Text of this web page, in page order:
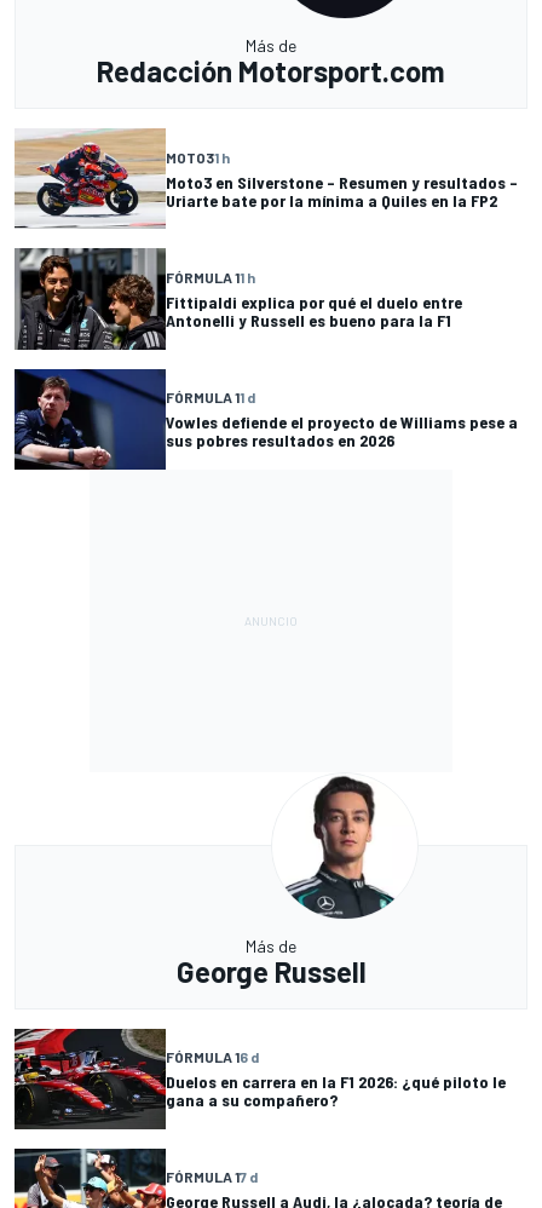
Más de
Redacción Motorsport.com
MOTO31 h
Moto3 en Silverstone – Resumen y resultados –
Uriarte bate por la mínima a Quiles en la FP2
FÓRMULA 11 h
Fittipaldi explica por qué el duelo entre
Antonelli y Russell es bueno para la F1
FÓRMULA 11 d
Vowles defiende el proyecto de Williams pese a
sus pobres resultados en 2026
Más de
George Russell
FÓRMULA 16 d
Duelos en carrera en la F1 2026: ¿qué piloto le
gana a su compañero?
FÓRMULA 17 d
George Russell a Audi, la ¿alocada? teoría de